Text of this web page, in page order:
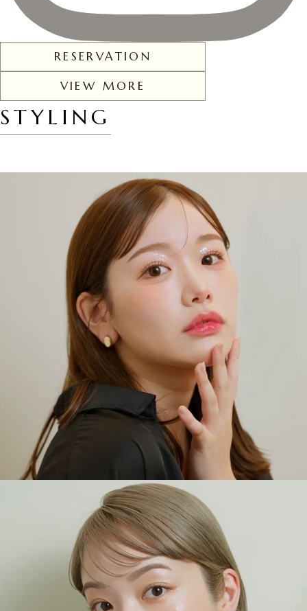
RESERVATION
VIEW MORE
STYLING